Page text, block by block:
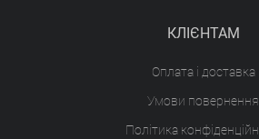
КЛІЄНТАМ
Оплата і доставка
Умови повернення
Політика